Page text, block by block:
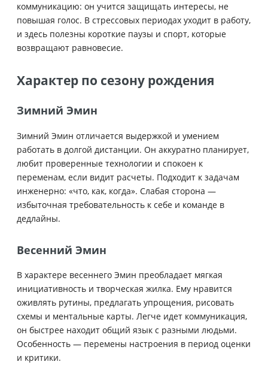
коммуникацию: он учится защищать интересы, не
повышая голос. В стрессовых периодах уходит в работу,
и здесь полезны короткие паузы и спорт, которые
возвращают равновесие.
Характер по сезону рождения
Зимний Эмин
Зимний Эмин отличается выдержкой и умением
работать в долгой дистанции. Он аккуратно планирует,
любит проверенные технологии и спокоен к
переменам, если видит расчеты. Подходит к задачам
инженерно: «что, как, когда». Слабая сторона —
избыточная требовательность к себе и команде в
дедлайны.
Весенний Эмин
В характере весеннего Эмин преобладает мягкая
инициативность и творческая жилка. Ему нравится
оживлять рутины, предлагать упрощения, рисовать
схемы и ментальные карты. Легче идет коммуникация,
он быстрее находит общий язык с разными людьми.
Особенность — перемены настроения в период оценки
и критики.